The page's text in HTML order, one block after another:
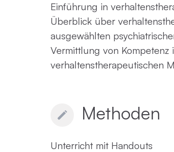
Einführung in
Überblick über
ausgewählten
Vermittlung von Kompetenz
verhaltenstherapeutischen
Methoden
Unterricht mit Handouts